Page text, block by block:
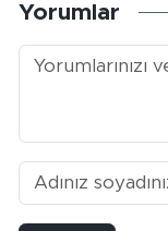
Yorumlar